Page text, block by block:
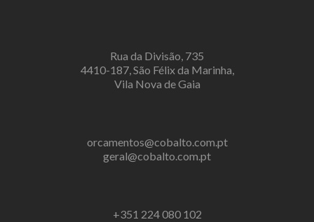
Rua da Divisão, 735
4410-187, São Félix da Marinha,
Vila Nova de Gaia
orcamentos@cobalto.com.pt
geral@cobalto.com.pt
+351 224 080 102